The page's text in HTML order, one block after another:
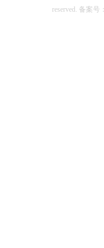
reserved. 备案号